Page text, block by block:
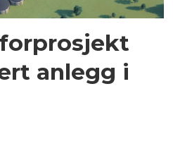
anlegg i